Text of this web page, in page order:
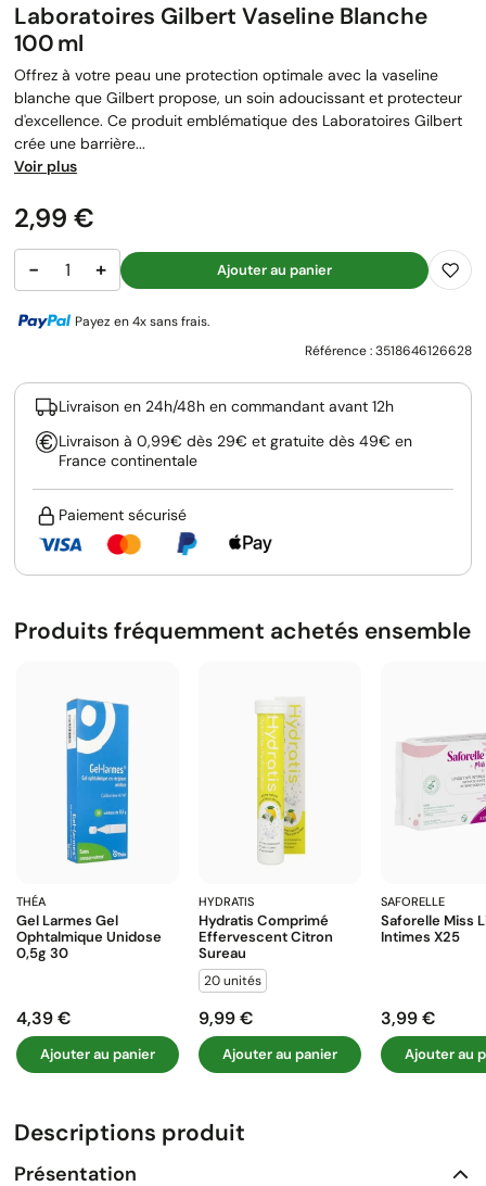
Laboratoires Gilbert Vaseline Blanche
100 Ml
Offrez à votre peau une protection optimale avec la vaseline
blanche que Gilbert propose, un soin adoucissant et protecteur
d'excellence. Ce produit emblématique des Laboratoires Gilbert
crée une barrière...
Voir plus
Prix
2,99 €
− + Ajouter au panier
Payez en 4x sans frais.
Référence :3518646126628
Livraison en 24h/48h en commandant avant 12h
Livraison à 0,99€ dès 29€ et gratuite dès 49€ en
France continentale
Paiement sécurisé
Produits fréquemment achetés ensemble
THÉA
Gel Larmes Gel
Ophtalmique Unidose
0,5g 30
Prix
4,39 €
Ajouter au panier
HYDRATIS
Hydratis Comprimé
Effervescent Citron
Sureau
20 unités
Prix
9,99 €
Ajouter au panier
SAFORELLE
Saforelle Miss
Intimes X25
Prix
3,99 €
Ajouter au
Descriptions produit
Présentation